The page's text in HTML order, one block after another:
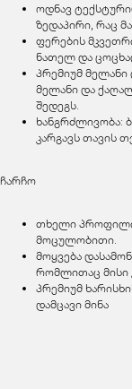
ოდნავ
ზედაპირი, რაც
ფერების
ნათელ და
პრემიუმ მელანი
მელანი და
შედეგს.
ხანგრძლივობა:
კარგავს თავის
ჩარჩო
თხელი
მოცულობითი.
მოყვება
რომლითაც მისი
პრემიუმ
დამცავი მინა